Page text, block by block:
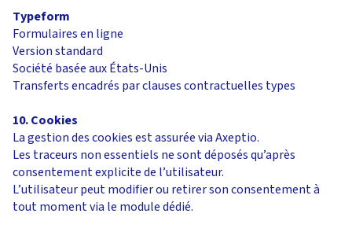
Typeform
Formulaires en ligne
Version standard
Société basée aux États-Unis
Transferts encadrés par clauses contractuelles types
10. Cookies
La gestion des cookies est assurée via Axeptio.
Les traceurs non essentiels ne sont déposés qu’après
consentement explicite de l’utilisateur.
L’utilisateur peut modifier ou retirer son consentement à
tout moment via le module dédié.